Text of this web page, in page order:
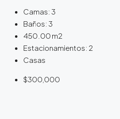
Camas: 3
Baños: 3
450.00 m2
Estacionamientos: 2
Casas
$300,000